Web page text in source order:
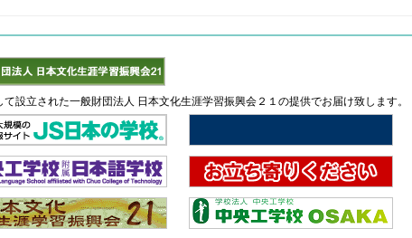
設立された一般財団法人 日本文化生涯学習振興会２１の提供でお届け致します。